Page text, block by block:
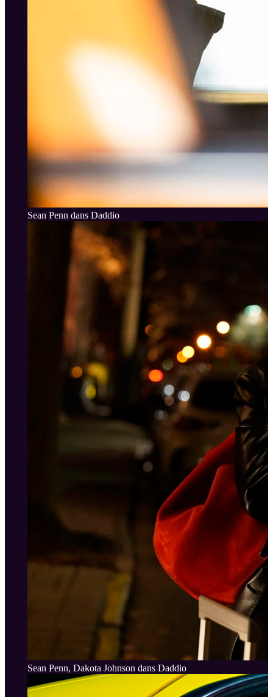
Sean Penn dans Daddio
Sean Penn, Dakota Johnson dans Daddio